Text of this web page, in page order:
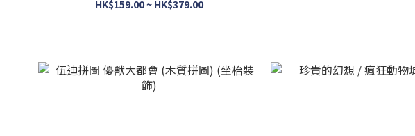
HK$159.00 ~ HK$379.00